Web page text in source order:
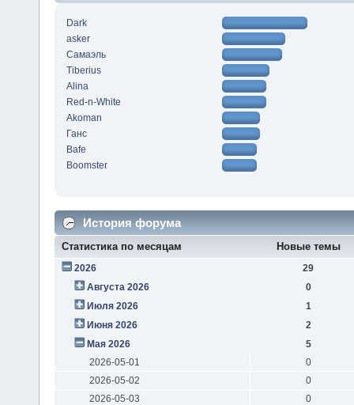
Dark
asker
Самаэль
Tiberius
Alina
Red-n-White
Akoman
Ганс
Bafe
Boomster
История форума
Статистика по месяцам Новые темы
2026
29
Августа 2026
0
Июля 2026
1
Июня 2026
2
Мая 2026
5
2026-05-01
0
2026-05-02
0
2026-05-03
0